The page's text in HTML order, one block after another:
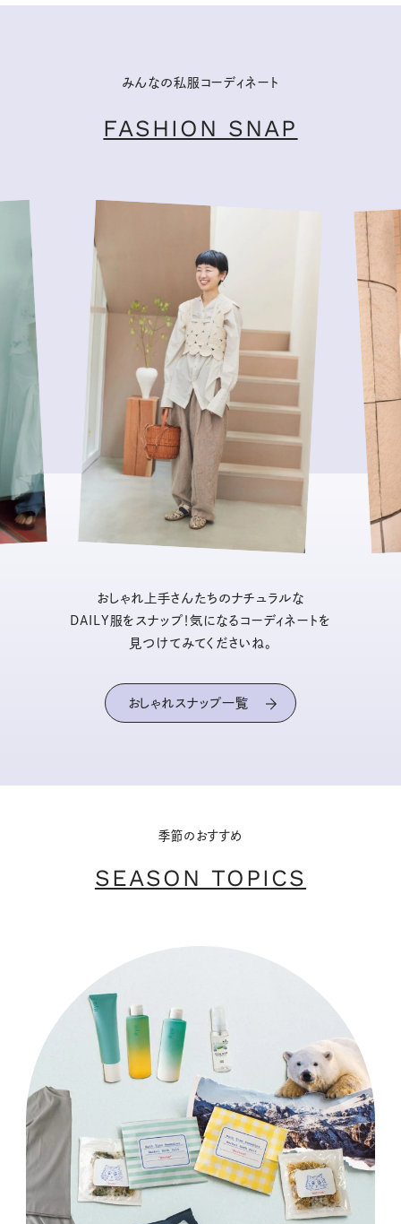
みんなの私服コーディネート
FASHION SNAP
おしゃれ上手さんたちのナチュラルな
DAILY服をスナップ！気になるコーディネートを
見つけてみてくださいね。
おしゃれスナップ一覧
季節のおすすめ
SEASON TOPICS